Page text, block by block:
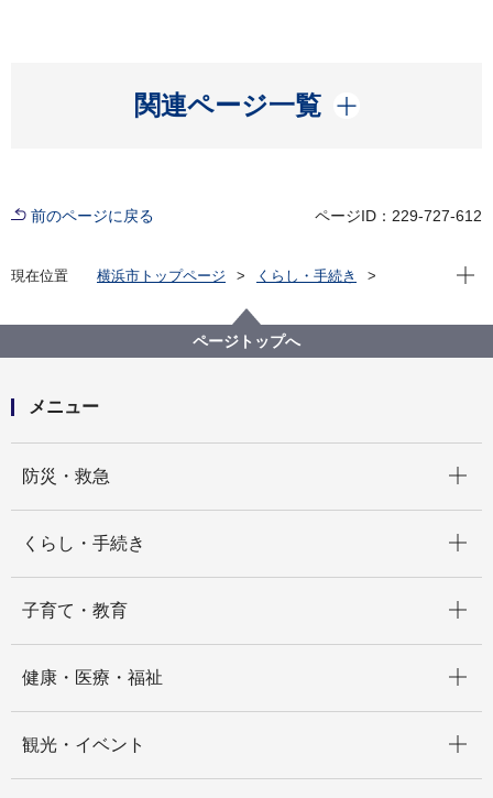
関連ページ一覧
開く
前のページに戻る ページID：229-727-612
現在位置 横浜市トップページ
くらし・手続き
地区計画・建築協定等
中区
C-040:元町仲通り街並み誘導地区
現在
ページトップへ
メニュー
防災・救急
くらし・手続き
子育て・教育
健康・医療・福祉
観光・イベント